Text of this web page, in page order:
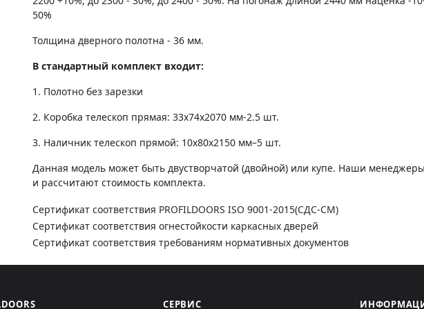
50%
Толщина дверного полотна - 36 мм.
В стандартный комплект входит:
1. Полотно без зарезки
2. Коробка телескоп прямая: 33х74х2070 мм-2.5 шт.
3. Наличник телескоп прямой: 10х80х2150 мм–5 шт.
Данная модель может быть двустворчатой (двойной) или купе. Наши
и рассчитают стоимость комплекта.
Сертификат соответствия PROFILDOORS ISO 9001-2015(СДС-СМ)
Сертификат соответствия огнестойкости каркасных дверей
Сертификат соответствия требованиям нормативных документов
СЕРВИС